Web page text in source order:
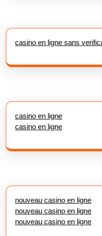
casino en ligne sans
casino en ligne
casino en ligne
nouveau casino en ligne
nouveau casino en ligne
nouveau casino en ligne